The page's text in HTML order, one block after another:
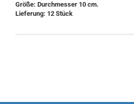
Größe: Durchmesser 10 cm.
Lieferung: 12 Stück